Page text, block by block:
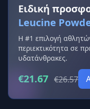
Ειδική
Leucine
Η #1 επιλογή
περιεκτικότητα σε
υδατάνθρακες.
€21.67 €26.57